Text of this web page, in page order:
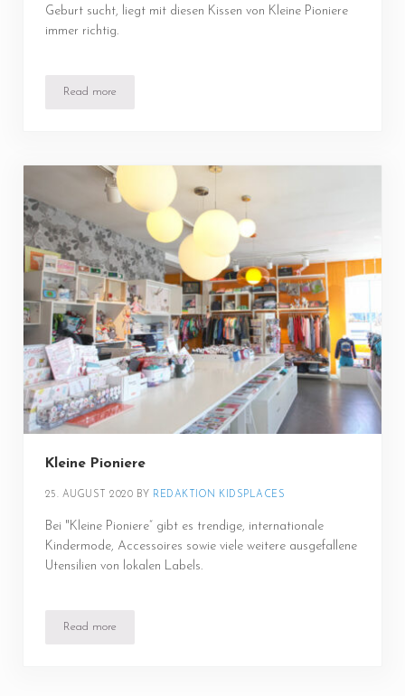
Geburt sucht, liegt mit diesen Kissen von Kleine Pioniere
immer richtig.
Read morePersonalisierte Kissen
Kleine Pioniere
25. AUGUST 2020 BY REDAKTION KIDSPLACES
Bei "Kleine Pioniere“ gibt es trendige, internationale
Kindermode, Accessoires sowie viele weitere ausgefallene
Utensilien von lokalen Labels.
Read moreKleine Pioniere